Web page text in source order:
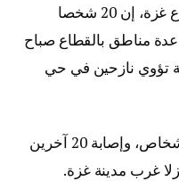
قالت مصادر في مستشفيات قطاع غزة، إن 20 شخصا
مناطق بالقطاع صباح
9 في مدرسة تؤوي نازحين في حي
وأفادت وكالة “وفا” باستشهاد 6 أشخاص، وإصابة 20 آخرين
غرب مدينة غزة.